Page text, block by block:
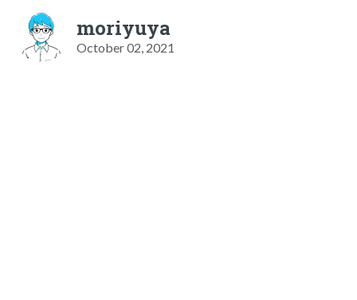
moriyuya
October 02, 2021